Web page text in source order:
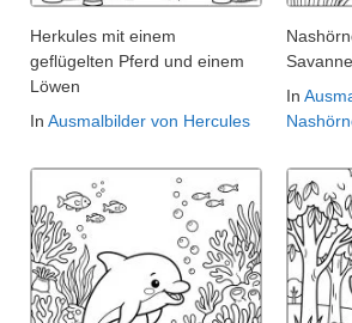
Herkules mit einem
geflügelten Pferd und einem
Löwen
In Ausmalbilder von Hercules
Savanne
In